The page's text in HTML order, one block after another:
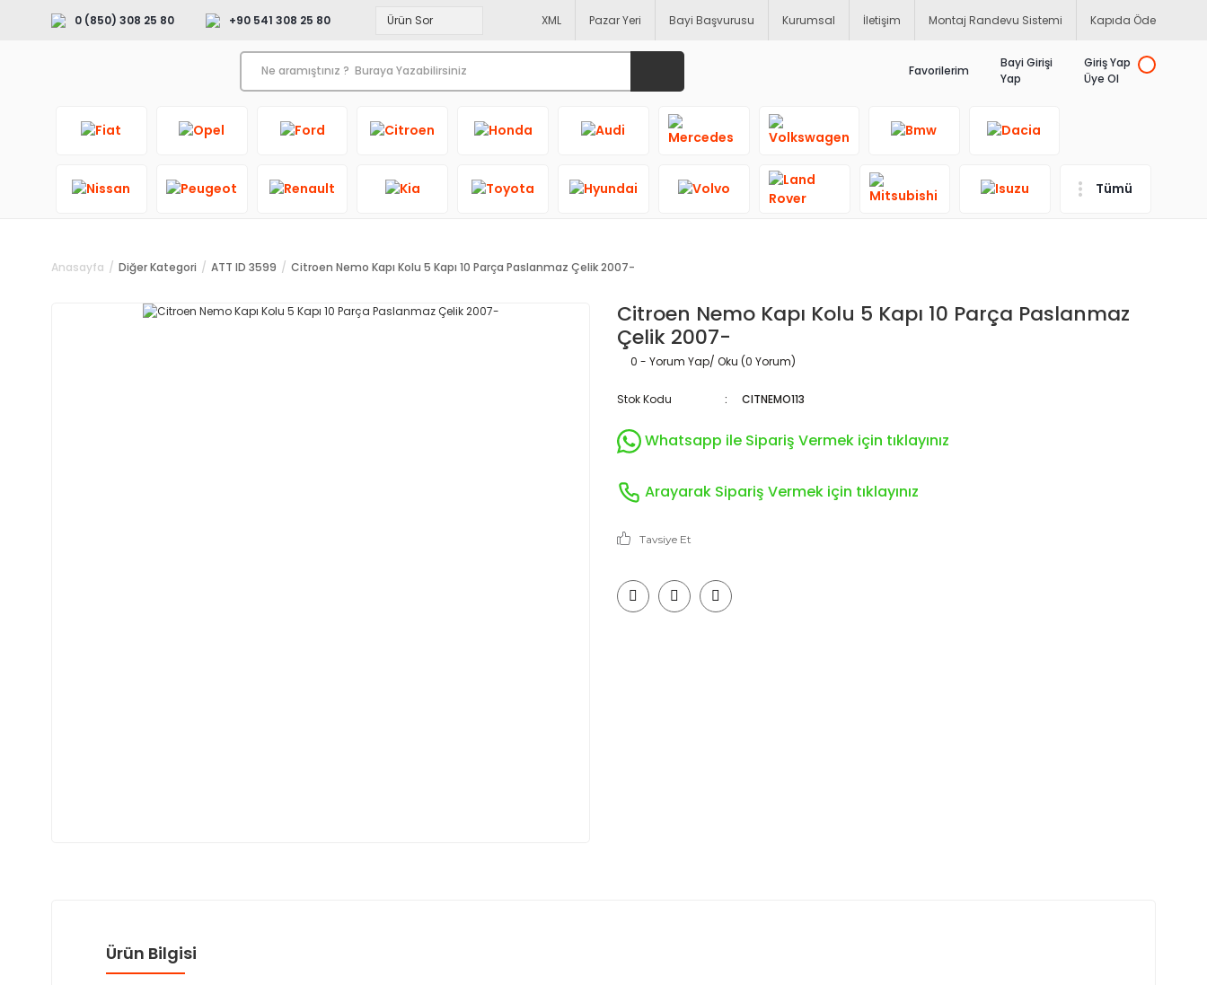
0 (850) 308 25 80 +90 541 308 25 80 XML Pazar Yeri Bayi Başvurusu Kurumsal İletişim Montaj Randevu Sistemi Kapıda Öde
Favorilerim
Bayi Girişi
Yap
Giriş Yap
Üye Ol
Tümü
Anasayfa Diğer Kategori ATT ID 3599 Citroen Nemo Kapı Kolu 5 Kapı 10 Parça Paslanmaz Çelik 2007-
Citroen Nemo Kapı Kolu 5 Kapı 10 Parça Paslanmaz
Çelik 2007-
0 - Yorum Yap/ Oku (0 Yorum)
Stok Kodu CITNEMO113
Whatsapp ile Sipariş Vermek için tıklayınız
Arayarak Sipariş Vermek için tıklayınız
Tavsiye Et
Ürün Bilgisi